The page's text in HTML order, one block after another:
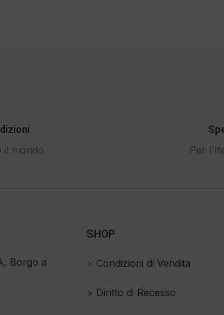
il mondo Per
Borgo a
SHOP
> Condizioni di Vendita
> Diritto di Recesso